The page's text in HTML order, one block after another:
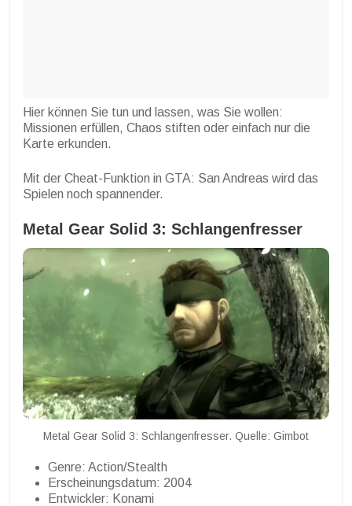
Hier können Sie tun und lassen, was Sie wollen:
Missionen erfüllen, Chaos stiften oder einfach nur die
Karte erkunden.
Mit der Cheat-Funktion in GTA: San Andreas wird das
Spielen noch spannender.
Metal Gear Solid 3: Schlangenfresser
Metal Gear Solid 3: Schlangenfresser. Quelle: Gimbot
Genre: Action/Stealth
Erscheinungsdatum: 2004
Entwickler: Konami